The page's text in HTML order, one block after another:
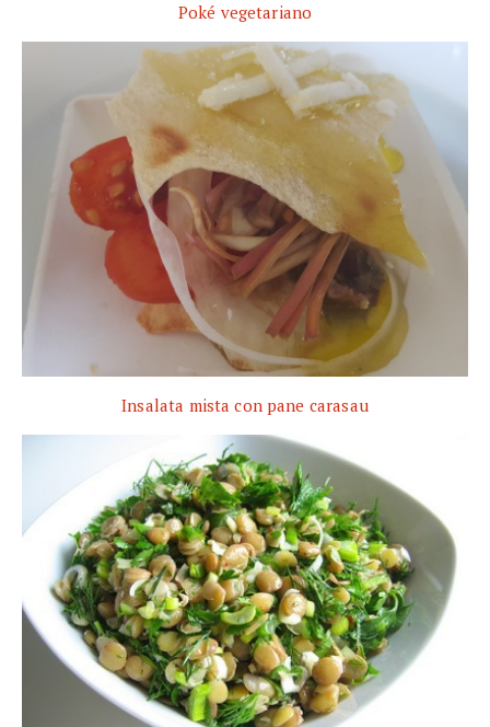
Poké vegetariano
Insalata mista con pane carasau